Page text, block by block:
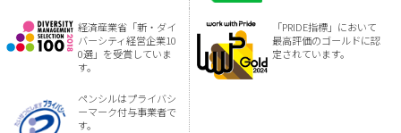
経済産業省「新・ダイ
バーシティ経営企業10
0選」を受賞していま
す。
「PRIDE指標」において
最高評価のゴールドに認
定されています。
ペンシルはプライバシ
ーマーク付与事業者で
す。